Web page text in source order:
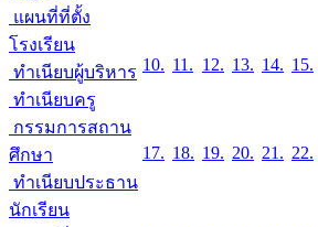
แผนที่ที่ตั้ง
โรงเรียน
ทำเนียบผู้บริหาร
ทำเนียบครู
กรรมการสถาน
ศึกษา
ทำเนียบประธาน
นักเรียน
10. 11. 12. 13. 14. 15.
17. 18. 19. 20. 21. 22.